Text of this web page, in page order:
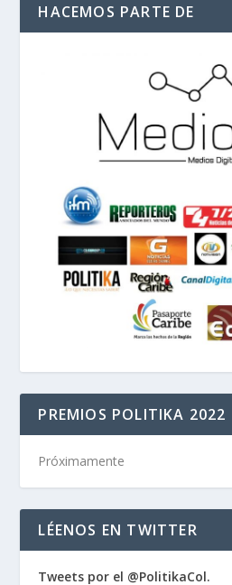
HACEMOS PARTE DE
PREMIOS POLITIKA 2022
Próximamente
LÉENOS EN TWITTER
Tweets por el @PolitikaCol.